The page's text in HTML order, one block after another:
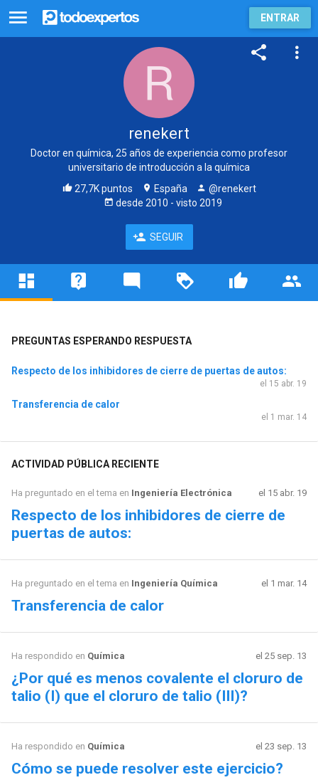
ENTRAR
renekert
Doctor en química, 25 años de experiencia como profesor
universitario de introducción a la química
27,7K puntos
España
@renekert
desde 2010 - visto 2019
SEGUIR
PREGUNTAS ESPERANDO RESPUESTA
Respecto de los inhibidores de cierre de puertas de autos:
el 15 abr. 19
Transferencia de calor
el 1 mar. 14
ACTIVIDAD PÚBLICA RECIENTE
Ha preguntado en el tema en Ingeniería Electrónica el 15 abr. 19
Respecto de los inhibidores de cierre de
puertas de autos:
Ha preguntado en el tema en Ingeniería Química el 1 mar. 14
Transferencia de calor
Ha respondido en Química el 25 sep. 13
¿Por qué es menos covalente el cloruro de
talio (I) que el cloruro de talio (III)?
Ha respondido en Química el 23 sep. 13
Cómo se puede resolver este ejercicio?